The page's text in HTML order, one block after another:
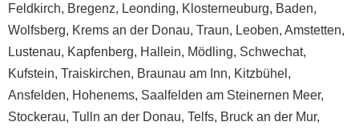
Feldkirch, Bregenz, Leonding, Klosterneuburg, Baden,
Wolfsberg, Krems an der Donau, Traun, Leoben, Amstetten,
Lustenau, Kapfenberg, Hallein, Mödling, Schwechat,
Kufstein, Traiskirchen, Braunau am Inn, Kitzbühel ,
Ansfelden, Hohenems, Saalfelden am Steinernen Meer,
Stockerau, Tulln an der Donau, Telfs, Bruck an der Mur,